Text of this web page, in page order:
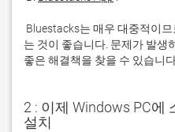
는 것이 좋습니다. 문제가 발생
좋은 해결책을 찾을 수 있습니
2 : 이제 Windows PC에
설치